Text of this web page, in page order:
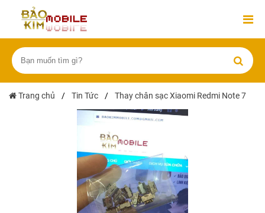
Trang chủ / Tin Tức / Thay chân sạc Xiaomi Redmi Note 7